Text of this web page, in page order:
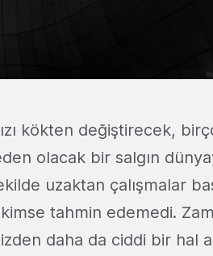
kökten değiştirecek,
olacak bir salgın
uzaktan çalışmalar
tahmin edemedi.
daha da ciddi bir hal